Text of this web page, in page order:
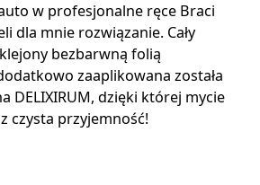
w profesjonalne ręce Braci
dla mnie rozwiązanie. Cały
bezbarwną folią
zaaplikowana została
DELIXIRUM, dzięki której mycie
czysta przyjemność!